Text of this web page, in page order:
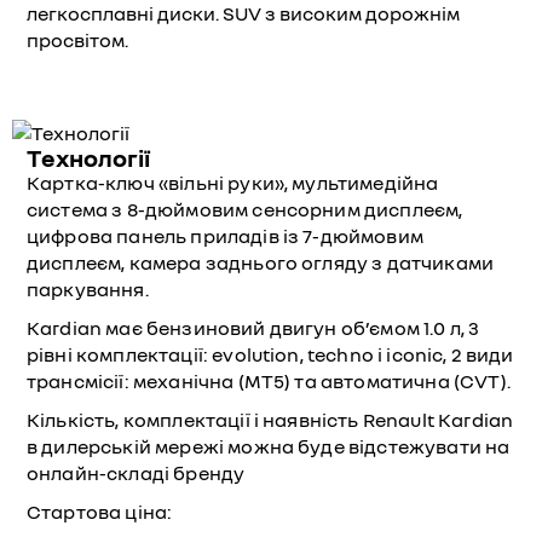
легкосплавні диски. SUV з високим дорожнім
просвітом.
Технології
Картка-ключ «вільні руки», мультимедійна
система з 8-дюймовим сенсорним дисплеєм,
цифрова панель приладів із 7-дюймовим
дисплеєм, камера заднього огляду з датчиками
паркування.
Kardian має бензиновий двигун об’ємом 1.0 л, 3
рівні комплектації: evolution, techno і iconic, 2 види
трансмісії: механічна (MT5) та автоматична (CVT).
Кількість, комплектації і наявність Renault Kardian
в дилерській мережі можна буде відстежувати на
онлайн-складі бренду
Стартова ціна: